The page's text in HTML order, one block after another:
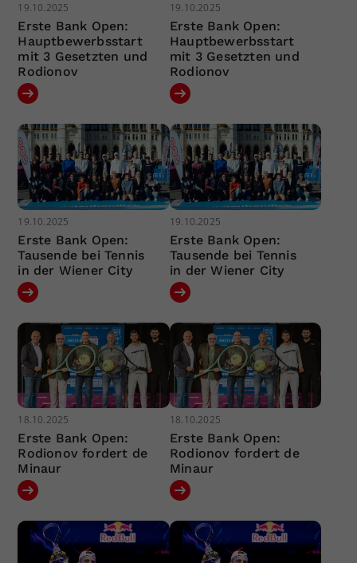
19.10.2025
Erste Bank Open:
Hauptbewerbsstart
mit 3 Gesetzten und
Rodionov
19.10.2025
Erste Bank Open:
Hauptbewerbsstart
mit 3 Gesetzten und
Rodionov
19.10.2025
Erste Bank Open:
Tausende bei Tennis
in der Wiener City
19.10.2025
Erste Bank Open:
Tausende bei Tennis
in der Wiener City
18.10.2025
Erste Bank Open:
Rodionov fordert de
Minaur
18.10.2025
Erste Bank Open:
Rodionov fordert de
Minaur